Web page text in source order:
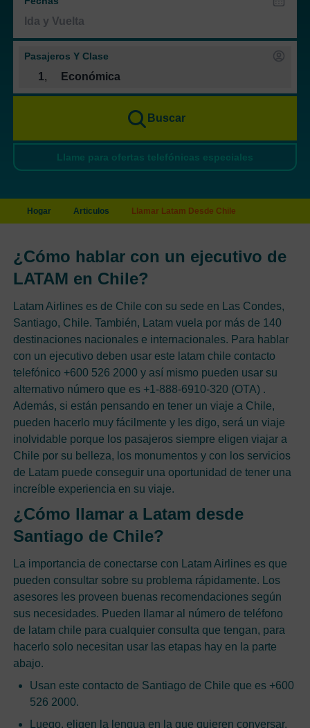
Pasajeros Y Clase
1, Económica
Buscar
Llame para ofertas telefónicas especiales
Hogar Articulos Llamar Latam Desde Chile
¿Cómo hablar con un ejecutivo de
LATAM en Chile?
Latam Airlines es de Chile con su sede en Las Condes,
Santiago, Chile. También, Latam vuela por más de 140
destinaciones nacionales e internacionales. Para hablar
con un ejecutivo deben usar este latam chile contacto
telefónico +600 526 2000 y así mismo pueden usar su
alternativo número que es +1-888-6910-320 (OTA) .
Además, si están pensando en tener un viaje a Chile,
pueden hacerlo muy fácilmente y les digo, será un viaje
inolvidable porque los pasajeros siempre eligen viajar a
Chile por su belleza, los monumentos y con los servicios
de Latam puede conseguir una oportunidad de tener una
increíble experiencia en su viaje.
¿Cómo llamar a Latam desde
Santiago de Chile?
La importancia de conectarse con Latam Airlines es que
pueden consultar sobre su problema rápidamente. Los
asesores les proveen buenas recomendaciones según
sus necesidades. Pueden llamar al número de teléfono
de latam chile para cualquier consulta que tengan, para
hacerlo solo necesitan usar las etapas hay en la parte
abajo.
Usan este contacto de Santiago de Chile que es +600
526 2000.
Luego, eligen la lengua en la que quieren conversar.